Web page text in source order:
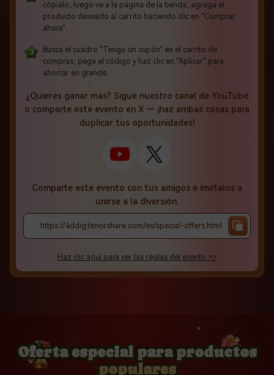
cópialo, luego ve a la página de la tienda, agrega el
producto deseado al carrito haciendo clic en "Comprar
ahora".
Busca el cuadro "Tengo un cupón" en el carrito de
compras, pega el código y haz clic en "Aplicar" para
ahorrar en grande.
¿Quieres ganar más? Sigue nuestro canal de YouTube
o comparte este evento en X — ¡haz ambas cosas para
duplicar tus oportunidades!
Comparte este evento con tus amigos e invítalos a
unirse a la diversión.
https://4ddig.tenorshare.com/es/special-offers.html
Haz clic aquí para ver las reglas del evento >>
Oferta especial para productos
populares